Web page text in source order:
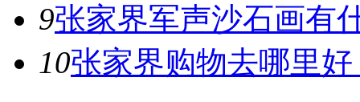
9张家界军声沙石画有
10张家界购物去哪里